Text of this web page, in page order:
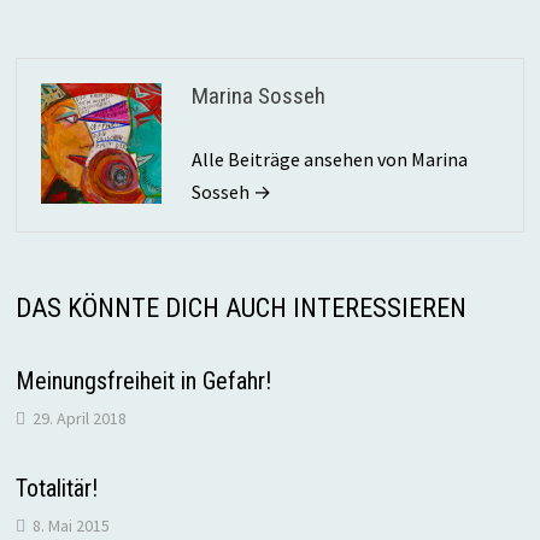
Marina Sosseh
Alle Beiträge ansehen von Marina
Sosseh →
DAS KÖNNTE DICH AUCH INTERESSIEREN
Meinungsfreiheit in Gefahr!
29. April 2018
Totalitär!
8. Mai 2015